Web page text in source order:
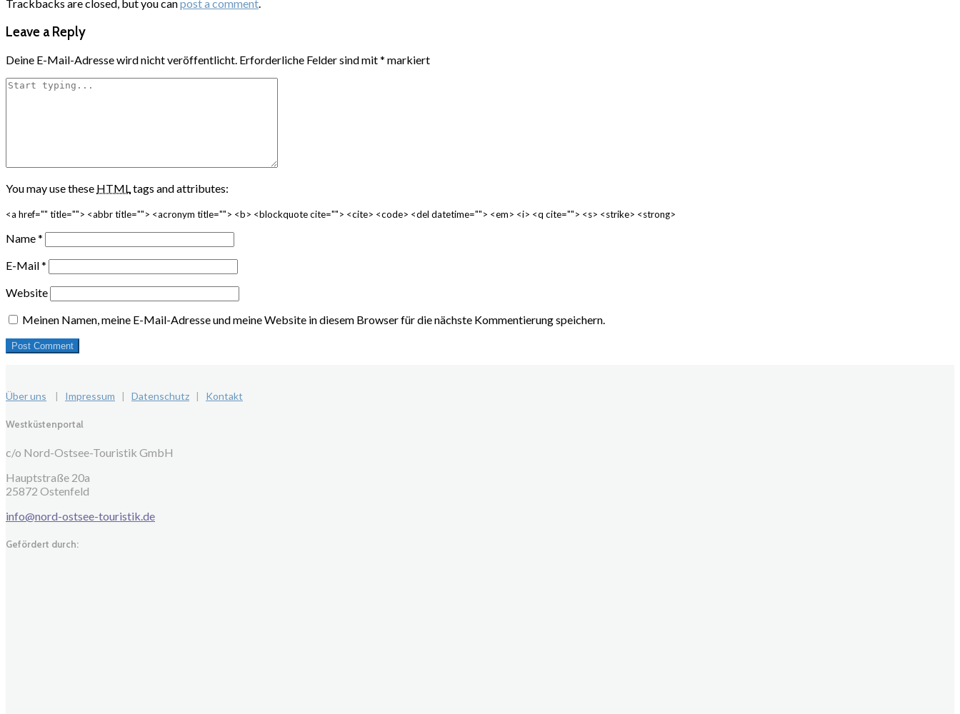
Trackbacks are closed, but you canpost a comment.
Leave a Reply
Deine E-Mail-Adresse wird nicht veröffentlicht. Erforderliche Felder sind mit* markiert
You may use these HTMLtags and attributes:
<a href="" title=""> <abbr title=""> <acronym title=""> <b> <blockquote cite=""> <cite> <code> <del datetime=""> <em> <i> <q cite=""> <s> <strike> <strong>
Name*
E-Mail*
Website
Meinen Namen, meine E-Mail-Adresse und meine Website in diesem Browser für die nächste Kommentierung speichern.
Über uns | Impressum | Datenschutz | Kontakt
Westküstenportal
c/o Nord-Ostsee-Touristik GmbH
Hauptstraße 20a
25872 Ostenfeld
info@nord-ostsee-touristik.de
Gefördert durch: